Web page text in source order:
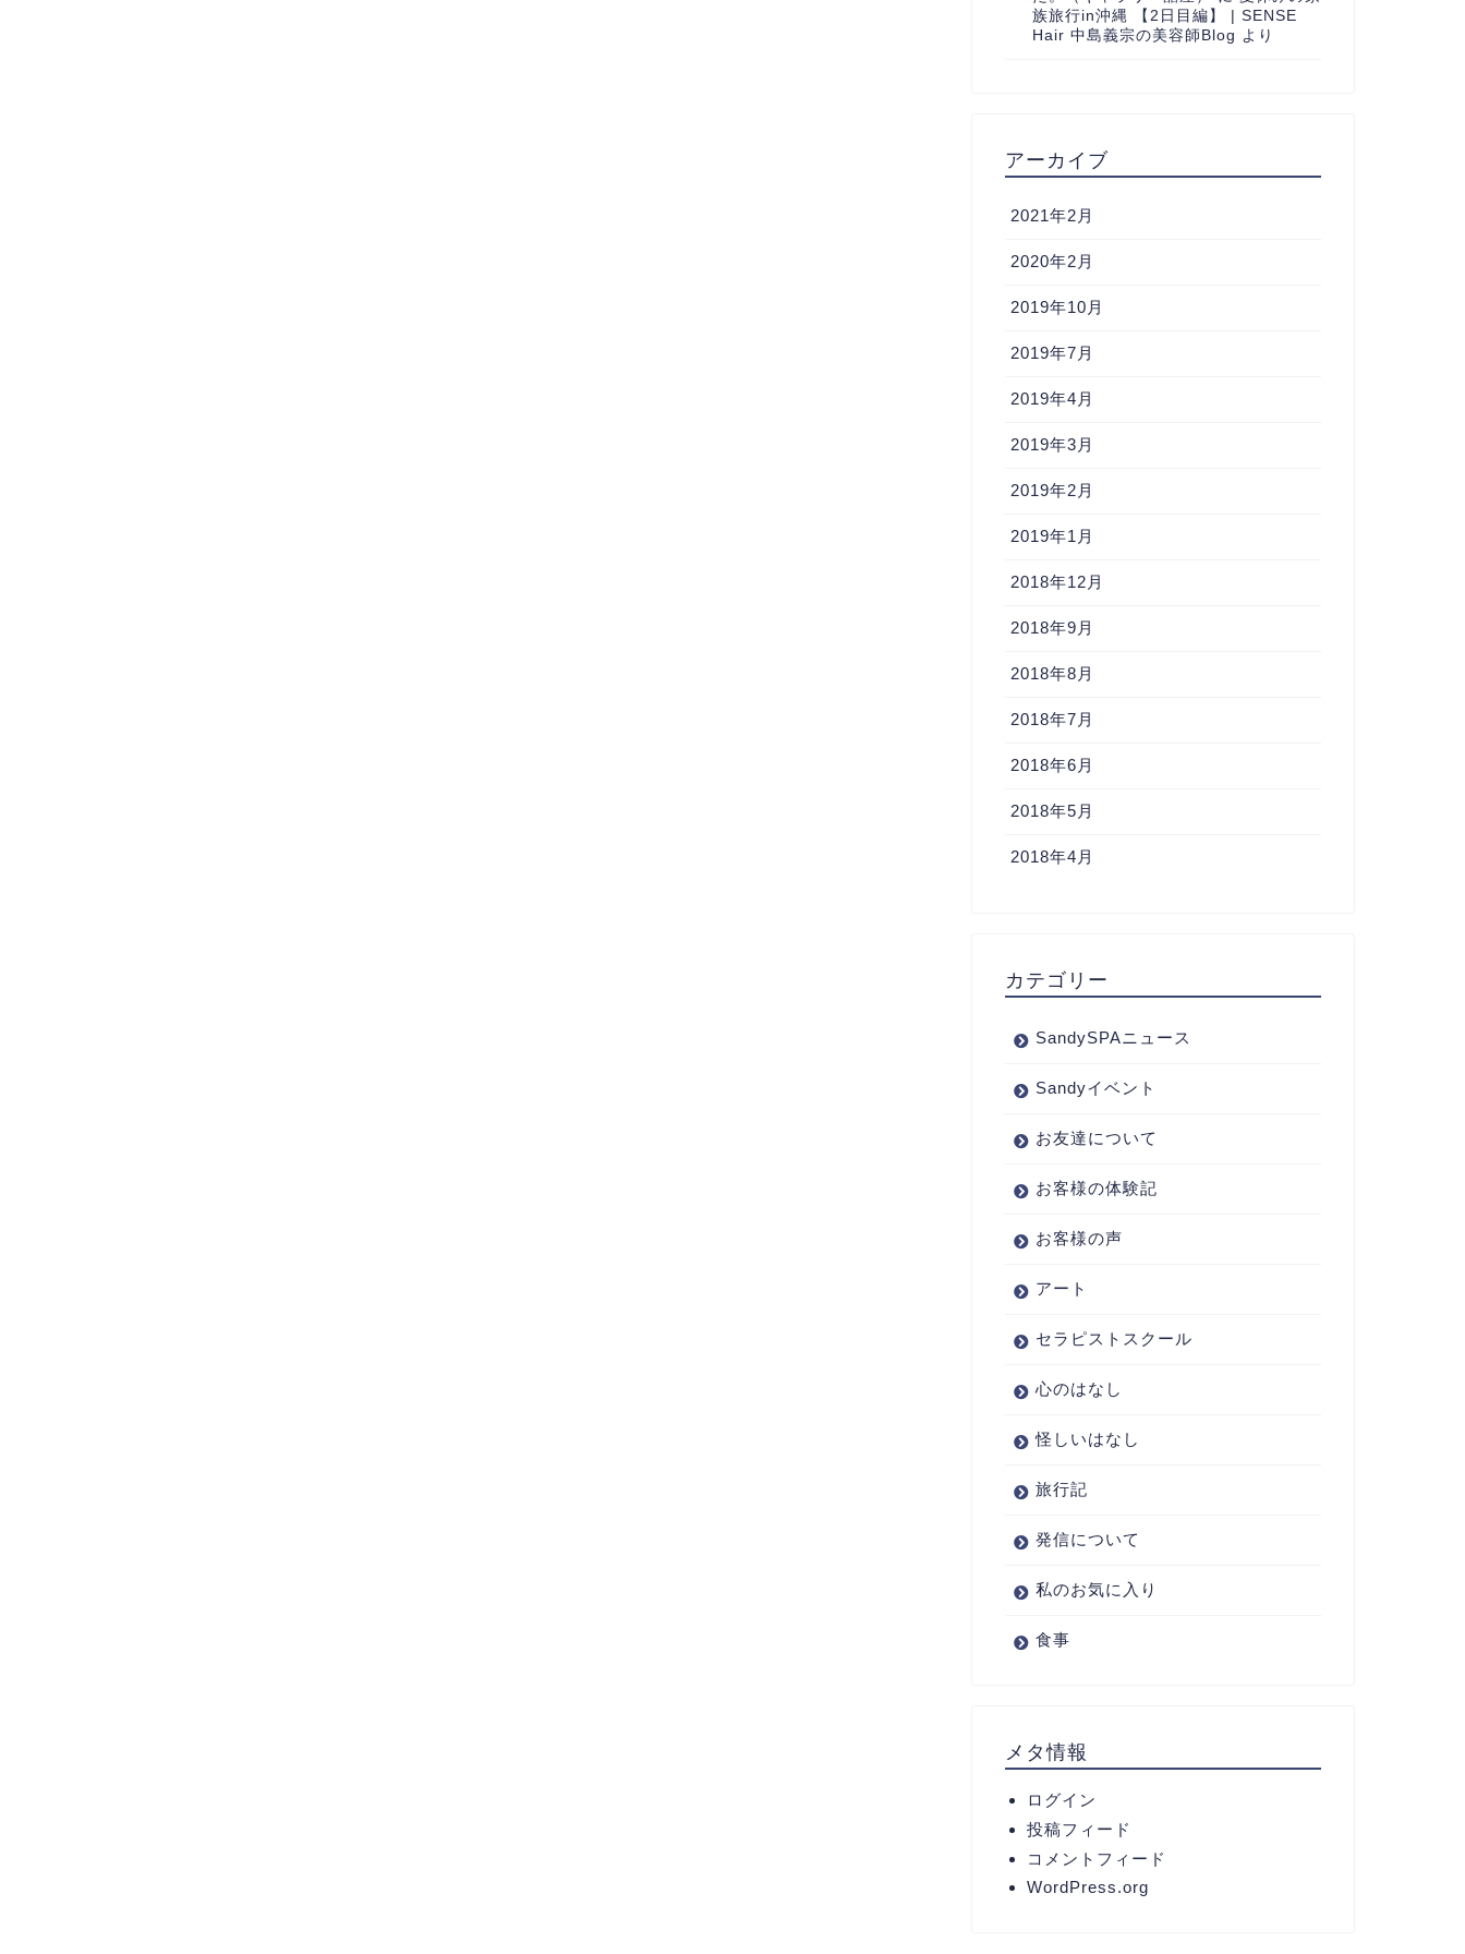
族旅行in沖縄 【2日目編】 | SENSE
Hair 中島義宗の美容師Blog より
アーカイブ
2021年2月
2020年2月
2019年10月
2019年7月
2019年4月
2019年3月
2019年2月
2019年1月
2018年12月
2018年9月
2018年8月
2018年7月
2018年6月
2018年5月
2018年4月
カテゴリー
SandySPAニュース
Sandyイベント
お友達について
お客様の体験記
お客様の声
アート
セラピストスクール
心のはなし
怪しいはなし
旅行記
発信について
私のお気に入り
食事
メタ情報
ログイン
投稿フィード
コメントフィード
WordPress.org